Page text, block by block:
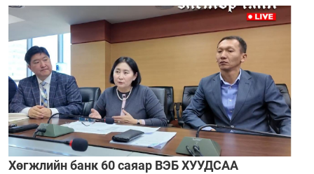
Хөгжлийн банк 60 саяар ВЭБ ХУУДСАА